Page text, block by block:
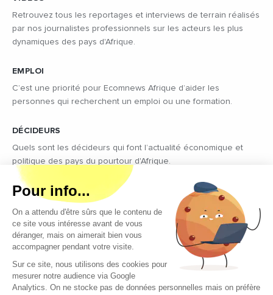
Retrouvez tous les reportages et interviews de terrain réalisés
par nos journalistes professionnels sur les acteurs les plus
dynamiques des pays d'Afrique.
EMPLOI
C’est une priorité pour Ecomnews Afrique d’aider les
personnes qui recherchent un emploi ou une formation.
DÉCIDEURS
Quels sont les décideurs qui font l’actualité économique et
politique des pays du pourtour d'Afrique.
Copyright © 2026 - Tous droits réservés